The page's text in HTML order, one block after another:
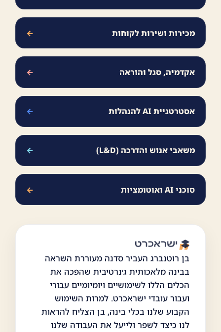
מכירות ושירות לקוחות ←
אקדמיה, סגל והוראה ←
אסטרטגיית AI להנהלות ←
משאבי אנוש והדרכה (L&D) ←
סוכני AI ואוטומציות ←
בן רוטנברג העביר סדנה מעוררת השראה
בבינה מלאכותית ג׳נרטיבית שהפכה את
הכלים הללו לשימושיים ויומיומיים עבורי
ועבור עובדי ישראכרט. למרות השימוש
הקבוע שלנו בכלי בינה, בן הצליח להראות
לנו כיצד לשפר ולייעל את העבודה שלנו